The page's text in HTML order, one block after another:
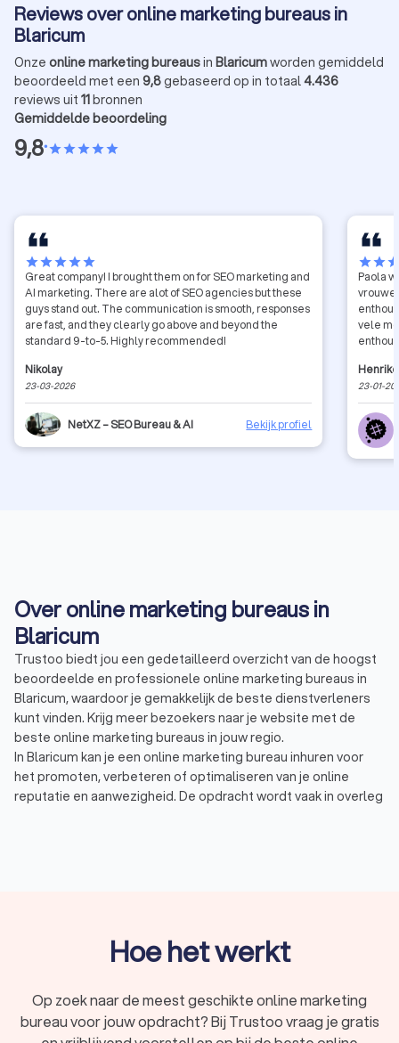
Reviews over online marketing bureaus in
Blaricum
Onze online marketing bureausin Blaricumworden gemiddeld
beoordeeld met een 9,8gebaseerd op in totaal4.436
reviews uit 11bronnen
Gemiddelde beoordeling
9,8•starstarstarstarstar
starstarstarstarstar
Great company! I brought them on for SEO marketing and
AI marketing. There are alot of SEO agencies but these
guys stand out. The communication is smooth, responses
are fast, and they clearly go above and beyond the
standard 9-to-5. Highly recommended!
Nikolay
23-03-2026
NetXZ – SEO Bureau & AI Bekijk profiel
starstar
Paola
vele
nieuw
flink
23-01-
Over online marketing bureaus in
Blaricum
Trustoo biedt jou een gedetailleerd overzicht van de hoogst
beoordeelde en professionele online marketing bureaus in
Blaricum, waardoor je gemakkelijk de beste dienstverleners
kunt vinden. Krijg meer bezoekers naar je website met de
beste online marketing bureaus in jouw regio.
In Blaricum kan je een online marketing bureau inhuren voor
het promoten, verbeteren of optimaliseren van je online
reputatie en aanwezigheid. De opdracht wordt vaak in overleg
je op basis van bepaalde zoekwoorden een advertentie
(Google) Ads zodra een gebruiker op uw advertentie
klikt en naar jouw website gaat.
Social media marketing: in deze vorm van online
Hoe het werkt
Op zoek naar de meest geschikte online marketing
bureau voor jouw opdracht? Bij Trustoo vraag je gratis